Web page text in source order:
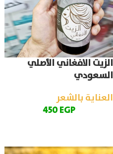
الزيت الافغاني الأصلي
السعودي
العناية بالشعر
450EGP